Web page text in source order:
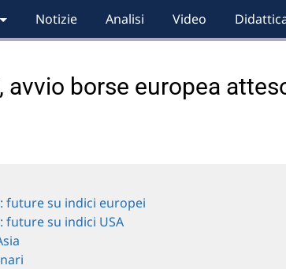
Notizie Analisi Video
borse europea
future su indici europei
future su indici USA